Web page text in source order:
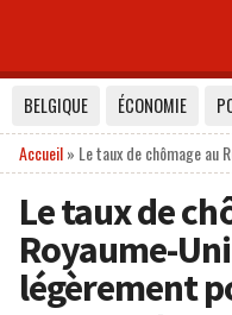
BELGIQUE ÉCONOMIE
Accueil» Le taux de chômage au
Le taux de
Royaume-
légèrement